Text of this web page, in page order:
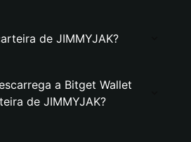
de JIMMYJAK?
a Bitget Wallet
de JIMMYJAK?